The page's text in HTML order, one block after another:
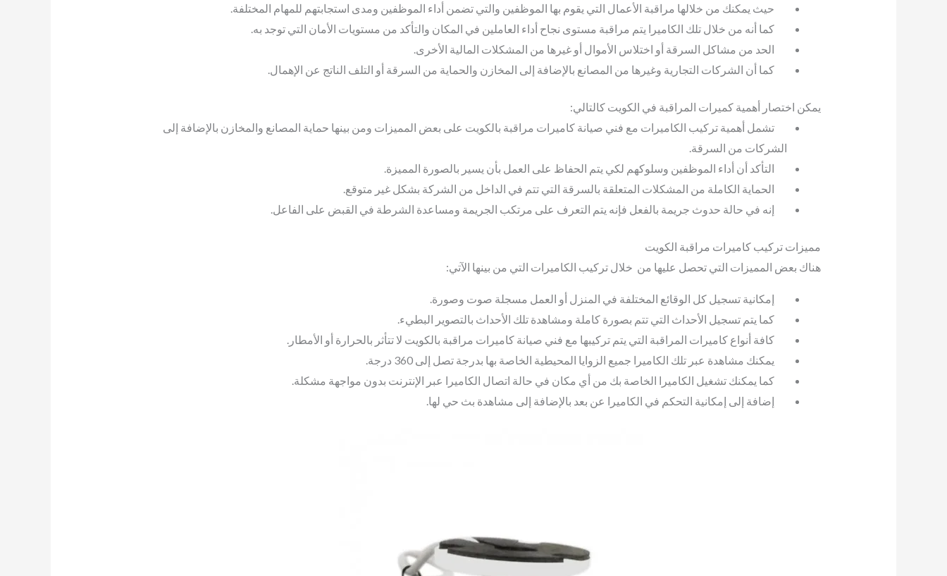
حيث يمكنك من خلالها مراقبة الأعمال التي يقوم بها الموظفين والتي تضمن أداء الموظفين ومدى استجابتهم للمهام المختلفة.
كما أنه من خلال تلك الكاميرا يتم مراقبة مستوى نجاح أداء العاملين في المكان والتأكد من مستويات الأمان التي توجد به.
الحد من مشاكل السرقة أو اختلاس الأموال أو غيرها من المشكلات المالية الأخرى.
كما أن الشركات التجارية وغيرها من المصانع بالإضافة إلى المخازن والحماية من السرقة أو التلف الناتج عن الإهمال.
يمكن اختصار أهمية كميرات المراقبة في الكويت كالتالي:
تشمل أهمية تركيب الكاميرات مع فني صيانة كاميرات مراقبة بالكويت على بعض المميزات ومن بينها حماية المصانع والمخازن بالإضافة إلى
الشركات من السرقة.
التأكد أن أداء الموظفين وسلوكهم لكي يتم الحفاظ على العمل بأن يسير بالصورة المميزة.
الحماية الكاملة من المشكلات المتعلقة بالسرقة التي تتم في الداخل من الشركة بشكل غير متوقع.
إنه في حالة حدوث جريمة بالفعل فإنه يتم التعرف على مرتكب الجريمة ومساعدة الشرطة في القبض على الفاعل.
مميزات تركيب كاميرات مراقبة الكويت
هناك بعض المميزات التي تحصل عليها من خلال تركيب الكاميرات التي من بينها الآتي:
إمكانية تسجيل كل الوقائع المختلفة في المنزل أو العمل مسجلة صوت وصورة.
كما يتم تسجيل الأحداث التي تتم بصورة كاملة ومشاهدة تلك الأحداث بالتصوير البطيء.
كافة أنواع كاميرات المراقبة التي يتم تركيبها مع فني صيانة كاميرات مراقبة بالكويت لا تتأثر بالحرارة أو الأمطار.
يمكنك مشاهدة عبر تلك الكاميرا جميع الزوايا المحيطية الخاصة بها بدرجة تصل إلى 360 درجة.
كما يمكنك تشغيل الكاميرا الخاصة بك من أي مكان في حالة اتصال الكاميرا عبر الإنترنت بدون مواجهة مشكلة.
إضافة إلى إمكانية التحكم في الكاميرا عن بعد بالإضافة إلى مشاهدة بث حي لها.